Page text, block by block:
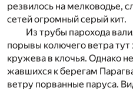
резвилось на мелководье,
сетей огромный серый кит.
Из трубы парохода
порывы колючего ветра
кружева в клочья. Однако
жавшихся к берегам
ветру порванные паруса.